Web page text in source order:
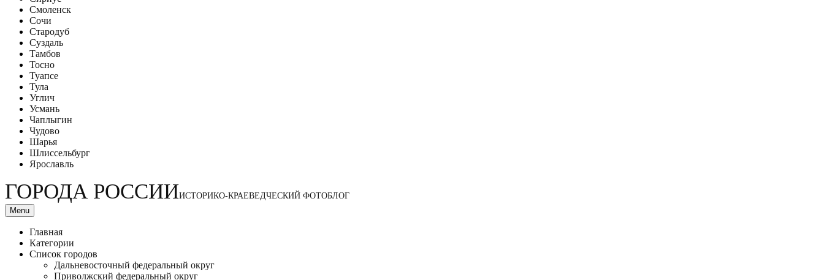
Смоленск
Сочи
Стародуб
Суздаль
Тамбов
Тосно
Туапсе
Тула
Углич
Усмань
Чаплыгин
Чудово
Шарья
Шлиссельбург
Ярославль
ГОРОДА РОССИИИСТОРИКО-КРАЕВЕДЧЕСКИЙ ФОТОБЛОГ
Menu
Главная
Категории
Список городов
Дальневосточный федеральный округ
Приволжский федеральный округ